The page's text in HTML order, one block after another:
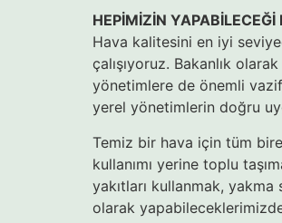
HEPİMİZİN YAPABİLECEĞİ
Hava kalitesini en iyi
çalışıyoruz. Bakanlık
yönetimlere de önemli
yerel yönetimlerin doğru
Temiz bir hava için tüm
kullanımı yerine toplu
yakıtları kullanmak, yakma
olarak